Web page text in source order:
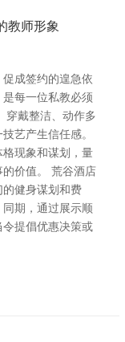
教师形象
成签约的遑急依
每一位私教必须
穿戴整洁、动作多
艺产生信任感。
现象和谋划，量
价值。 荒谷酒店
健身谋划和费
期，通过展示顺
提倡优惠决策或